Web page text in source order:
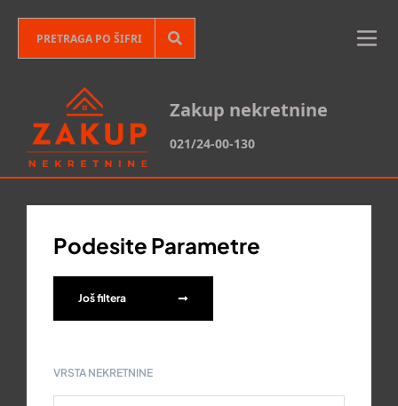
Zakup nekretnine
021/24-00-130
Podesite Parametre
Još filtera
VRSTA NEKRETNINE